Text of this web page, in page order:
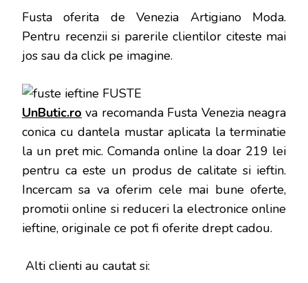
Fusta oferita deVenezia Artigiano Moda.
Pentru recenzii si parerile clientilor citeste mai
jos sau da click pe imagine.
UnButic.ro va recomanda Fusta Venezia neagra
conica cu dantela mustar aplicata la terminatie
la un pret mic. Comanda online la doar 219 lei
pentru ca este un produs de calitate si ieftin.
Incercam sa va oferim cele mai bune oferte,
promotii online si reduceri la electronice online
ieftine, originale ce pot fi oferite drept cadou.
Alti clienti au cautat si: